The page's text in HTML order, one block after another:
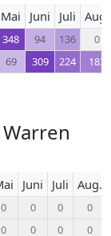
Mai Juni Juli Aug.
348 94 136
0
69 309 224 183
Juni Juli Aug.
0 0 0
0
0 0 0 0